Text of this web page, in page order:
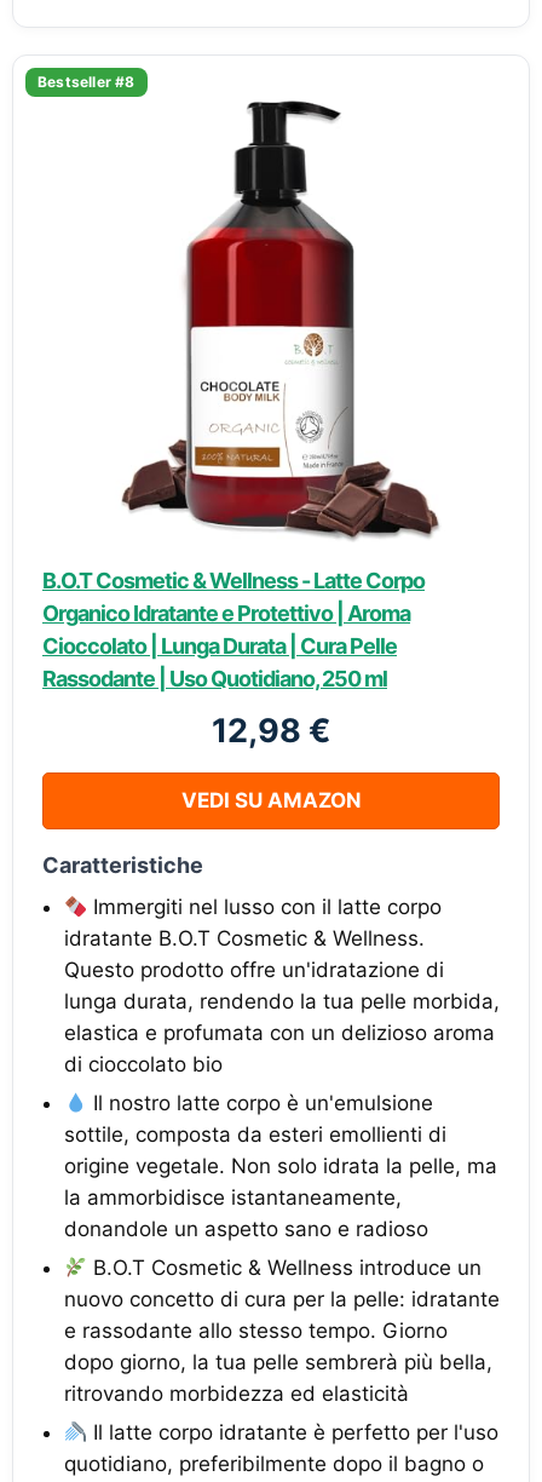
Bestseller #8
B.O.T Cosmetic & Wellness - Latte Corpo
Organico Idratante e Protettivo | Aroma
Cioccolato | Lunga Durata | Cura Pelle
Rassodante | Uso Quotidiano, 250 ml
12,98 €
VEDI SU AMAZON
Caratteristiche
Immergiti nel lusso con il latte corpo
idratante B.O.T Cosmetic & Wellness.
Questo prodotto offre un'idratazione di
lunga durata, rendendo la tua pelle morbida,
elastica e profumata con un delizioso aroma
di cioccolato bio
Il nostro latte corpo è un'emulsione
sottile, composta da esteri emollienti di
origine vegetale. Non solo idrata la pelle, ma
la ammorbidisce istantaneamente,
donandole un aspetto sano e radioso
B.O.T Cosmetic & Wellness introduce un
nuovo concetto di cura per la pelle: idratante
e rassodante allo stesso tempo. Giorno
dopo giorno, la tua pelle sembrerà più bella,
ritrovando morbidezza ed elasticità
Il latte corpo idratante è perfetto per l'uso
quotidiano, preferibilmente dopo il bagno o